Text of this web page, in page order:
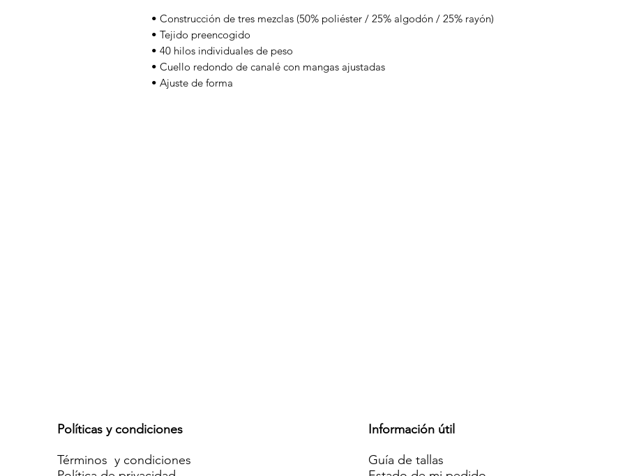
• Construcción de tres mezclas (50% poliéster / 25% algodón / 25% rayón)
• Tejido preencogido
• 40 hilos individuales de peso
• Cuello redondo de canalé con mangas ajustadas
• Ajuste de forma
Políticas y condiciones
Términos y condiciones
Información útil
Guía de tallas